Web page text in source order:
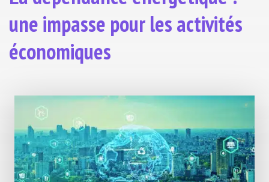
une impasse pour les activités
économiques